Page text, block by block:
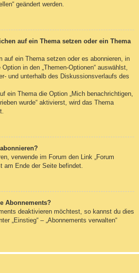
geändert werden.
auf ein Thema setzen oder ein Thema
auf ein Thema setzen oder es abonnieren, in
in den „Themen-Optionen“ auswählst,
und unterhalb des Diskussionsverlaufs des
ein Thema die Option „Mich benachrichtigen,
wurde“ aktivierst, wird das Thema
verwende im Forum den Link „Forum
am Ende der Seite befindet.
Abonnements?
deaktivieren möchtest, so kannst du dies
„Einstieg“ – „Abonnements verwalten“